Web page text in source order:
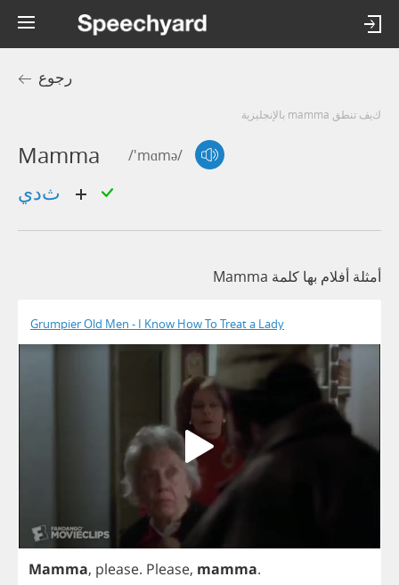
رجوع
كيف تنطق mamma بالإنجليزية
Mamma /'mɑmə/
أمثلة أفلام بها كلمة Mamma
Grumpier Old Men - I Know How To Treat a Lady
Mamma, please. Please, mamma.